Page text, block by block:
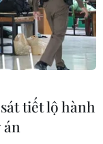
tiết lộ hành